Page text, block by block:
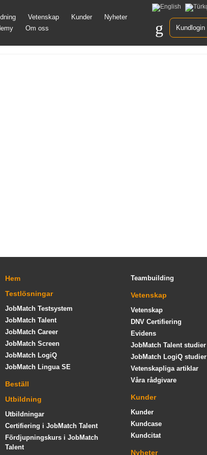
Vetenskap Kunder
Nyheter
Om oss Kundlogin
Hem
Testlösningar
JobMatch Testsystem
JobMatch Talent
JobMatch Career
JobMatch Screen
JobMatch LogiQ
JobMatch Lingua SE
Beställ
Utbildning
Utbildningar
Certifiering i JobMatch Talent
Fördjupningskurs i JobMatch
Talent
Teambuilding
Vetenskap
Vetenskap
DNV Certifiering
Evidens
JobMatch Talent studier
JobMatch LogiQ studier
Vetenskapliga artiklar
Våra rådgivare
Kunder
Kunder
Kundcase
Kundcitat
Nyheter